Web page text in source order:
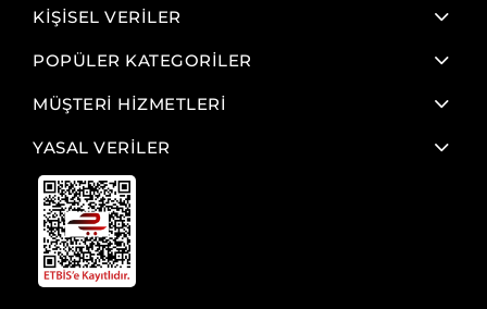
KİŞİSEL VERİLER
POPÜLER KATEGORİLER
MÜŞTERİ HİZMETLERİ
YASAL VERİLER